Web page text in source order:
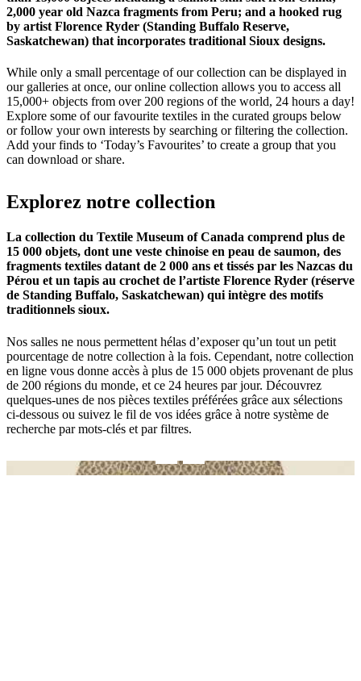
2,000 year old Nazca fragments from Peru; and a hooked rug
by artist Florence Ryder (Standing Buffalo Reserve,
Saskatchewan) that incorporates traditional Sioux designs.
While only a small percentage of our collection can be displayed in
our galleries at once, our online collection allows you to access all
15,000+ objects from over 200 regions of the world, 24 hours a day!
Explore some of our favourite textiles in the curated groups below
or follow your own interests by searching or filtering the collection.
Add your finds to ‘Today’s Favourites’ to create a group that you
can download or share.
Explorez notre collection
La collection du Textile Museum of Canada comprend plus de
15 000 objets, dont une veste chinoise en peau de saumon, des
fragments textiles datant de 2 000 ans et tissés par les Nazcas du
Pérou et un tapis au crochet de l’artiste Florence Ryder (réserve
de Standing Buffalo, Saskatchewan) qui intègre des motifs
traditionnels sioux.
Nos salles ne nous permettent hélas d’exposer qu’un tout un petit
pourcentage de notre collection à la fois. Cependant, notre collection
en ligne vous donne accès à plus de 15 000 objets provenant de plus
de 200 régions du monde, et ce 24 heures par jour. Découvrez
quelques-unes de nos pièces textiles préférées grâce aux sélections
ci-dessous ou suivez le fil de vos idées grâce à notre système de
recherche par mots-clés et par filtres.